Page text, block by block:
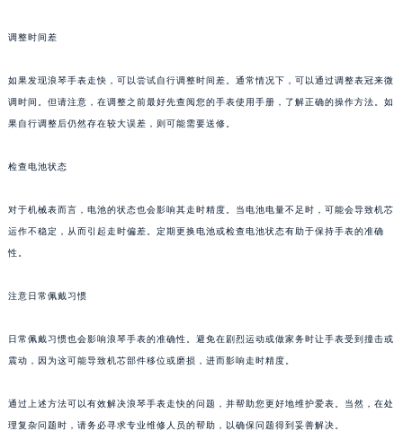
调整时间差
如果发现浪琴手表走快，可以尝试自行调整时间差。通常情况下，可以通过调整表冠来微
调时间。但请注意，在调整之前最好先查阅您的手表使用手册，了解正确的操作方法。如
果自行调整后仍然存在较大误差，则可能需要送修。
检查电池状态
对于机械表而言，电池的状态也会影响其走时精度。当电池电量不足时，可能会导致机芯
运作不稳定，从而引起走时偏差。定期更换电池或检查电池状态有助于保持手表的准确
性。
注意日常佩戴习惯
日常佩戴习惯也会影响浪琴手表的准确性。避免在剧烈运动或做家务时让手表受到撞击或
震动，因为这可能导致机芯部件移位或磨损，进而影响走时精度。
通过上述方法可以有效解决浪琴手表走快的问题，并帮助您更好地维护爱表。当然，在处
理复杂问题时，请务必寻求专业维修人员的帮助，以确保问题得到妥善解决。